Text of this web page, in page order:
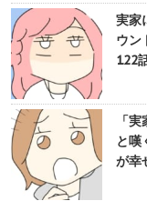
実家
ウン
122
「
と嘆
が幸